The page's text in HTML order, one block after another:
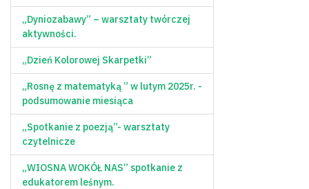
„Dyniozabawy” – warsztaty twórczej
aktywności.
„Dzień Kolorowej Skarpetki”
„Rosnę z matematyką ” w lutym 2025r. -
podsumowanie miesiąca
„Spotkanie z poezją”- warsztaty
czytelnicze
„WIOSNA WOKÓŁ NAS” spotkanie z
edukatorem leśnym.